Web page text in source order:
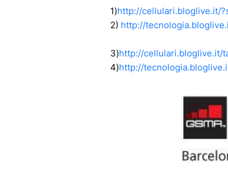
1)http://cellulari.bloglive.it/
2) http://
3)http://cellulari.bloglive.it/
4)http://